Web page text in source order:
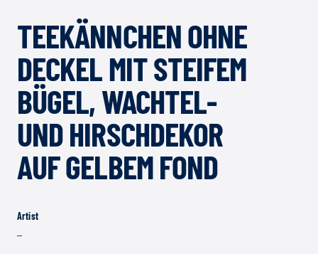
TEEKÄNNCHEN OHNE
DECKEL MIT STEIFEM
BÜGEL, WACHTEL-
UND HIRSCHDEKOR
AUF GELBEM FOND
Artist
–